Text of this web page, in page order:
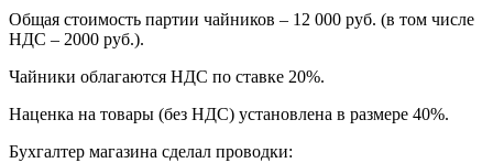
Общая стоимость партии чайников – 12 000 руб. (в том числе
НДС – 2000 руб.).
Чайники облагаются НДС по ставке 20%.
Наценка на товары (без НДС) установлена в размере 40%.
Бухгалтер магазина сделал проводки: